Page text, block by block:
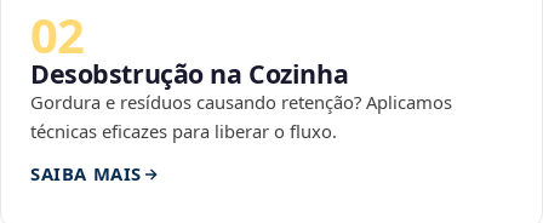
02
Desobstrução na Cozinha
Gordura e resíduos causando retenção? Aplicamos
técnicas eficazes para liberar o fluxo.
SAIBA MAIS